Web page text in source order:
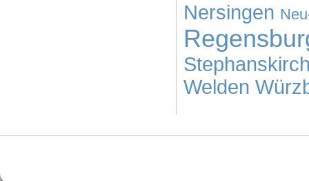
Nersingen
Welden